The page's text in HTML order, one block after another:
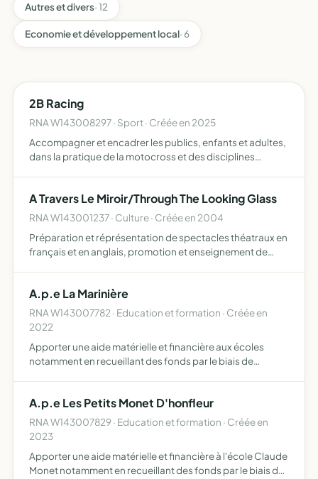
Autres et divers· 12
Economie et développement local· 6
2B Racing
RNA W143008297 · Sport · Créée en 2025
Accompagner et encadrer les publics, enfants et adultes,
dans la pratique de la motocross et des disciplines
A Travers Le Miroir/Through The Looking Glass
RNA W143001237 · Culture · Créée en 2004
Préparation et réprésentation de spectacles théatraux en
français et en anglais, promotion et enseignement de
A.p.e La Marinière
RNA W143007782 · Education et formation · Créée en
2022
Apporter une aide matérielle et financière aux écoles
notamment en recueillant des fonds par le biais de
scolair…
A.p.e Les Petits Monet D'honfleur
RNA W143007829 · Education et formation · Créée en
2023
Apporter une aide matérielle et financière à l'école Claude
Monet notamment en recueillant des fonds par le biais de